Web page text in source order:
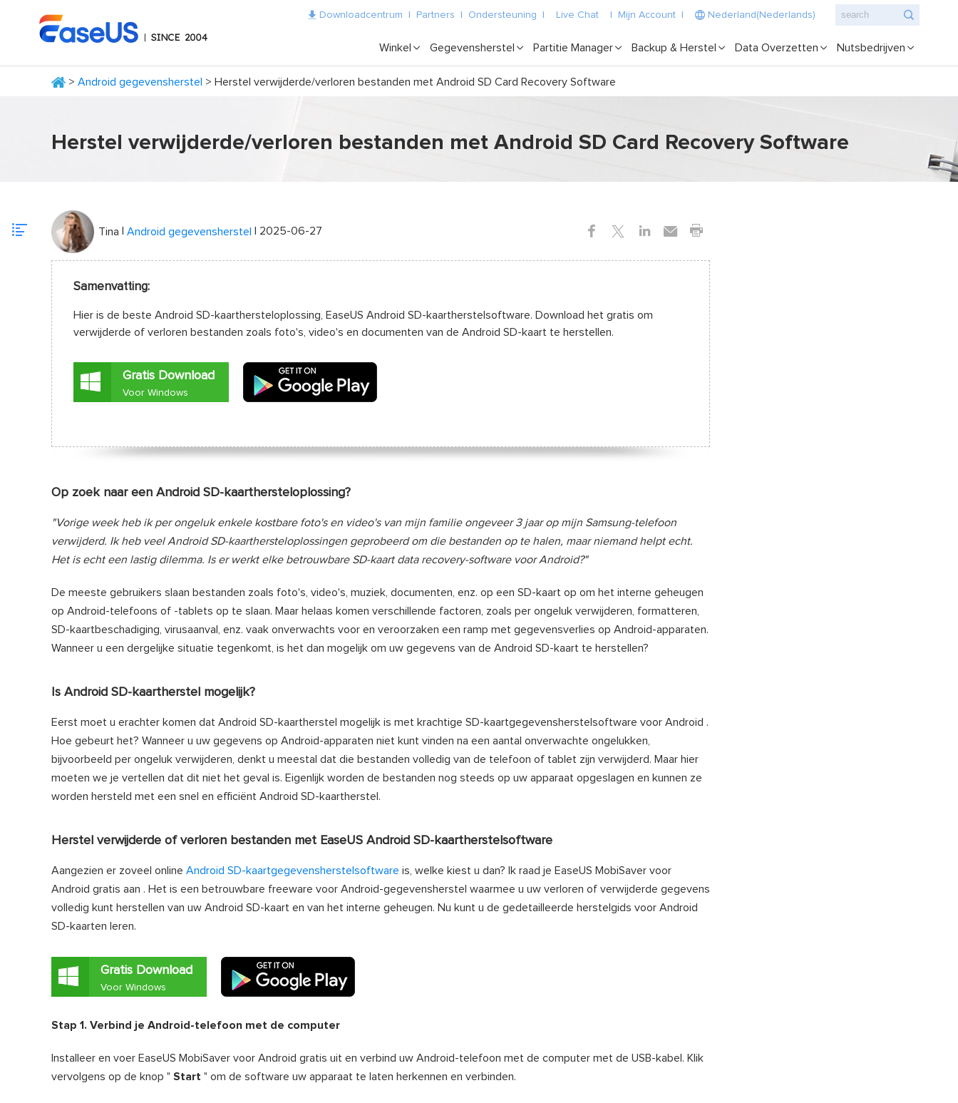
Downloadcentrum Partners Ondersteuning Live Chat Mijn Account Nederland(Nederlands)
Winkel Gegevensherstel Partitie Manager Backup & Herstel Data Overzetten Nutsbedrijven
> Android gegevensherstel > Herstel verwijderde/verloren bestanden met Android SD Card Recovery Software
Herstel verwijderde/verloren bestanden met Android SD Card Recovery Software
Tina Android gegevensherstel | 2025-06-27
Samenvatting:
Hier is de beste Android SD-kaarthersteloplossing, EaseUS Android SD-kaartherstelsoftware. Download het gratis om
verwijderde of verloren bestanden zoals foto's, video's en documenten van de Android SD-kaart te herstellen.
Gratis Download
Voor Windows
Op zoek naar een Android SD-kaarthersteloplossing?
"Vorige week heb ik per ongeluk enkele kostbare foto's en video's van mijn familie ongeveer 3 jaar op mijn Samsung-telefoon
verwijderd. Ik heb veel Android SD-kaarthersteloplossingen geprobeerd om die bestanden op te halen, maar niemand helpt echt.
Het is echt een lastig dilemma. Is er werkt elke betrouwbare SD-kaart data recovery-software voor Android?"
De meeste gebruikers slaan bestanden zoals foto's, video's, muziek, documenten, enz. op een SD-kaart op om het interne geheugen
op Android-telefoons of -tablets op te slaan. Maar helaas komen verschillende factoren, zoals per ongeluk verwijderen, formatteren,
SD-kaartbeschadiging, virusaanval, enz. vaak onverwachts voor en veroorzaken een ramp met gegevensverlies op Android-apparaten.
Wanneer u een dergelijke situatie tegenkomt, is het dan mogelijk om uw gegevens van de Android SD-kaart te herstellen?
Is Android SD-kaartherstel mogelijk?
Eerst moet u erachter komen dat Android SD-kaartherstel mogelijk is met krachtige SD-kaartgegevensherstelsoftware voor Android .
Hoe gebeurt het? Wanneer u uw gegevens op Android-apparaten niet kunt vinden na een aantal onverwachte ongelukken,
bijvoorbeeld per ongeluk verwijderen, denkt u meestal dat die bestanden volledig van de telefoon of tablet zijn verwijderd. Maar hier
moeten we je vertellen dat dit niet het geval is. Eigenlijk worden de bestanden nog steeds op uw apparaat opgeslagen en kunnen ze
worden hersteld met een snel en efficiënt Android SD-kaartherstel.
Herstel verwijderde of verloren bestanden met EaseUS Android SD-kaartherstelsoftware
Aangezien er zoveel online Android SD-kaartgegevensherstelsoftware is, welke kiest u dan? Ik raad je EaseUS MobiSaver voor
Android gratis aan . Het is een betrouwbare freeware voor Android-gegevensherstel waarmee u uw verloren of verwijderde gegevens
volledig kunt herstellen van uw Android SD-kaart en van het interne geheugen. Nu kunt u de gedetailleerde herstelgids voor Android
SD-kaarten leren.
Gratis Download
Voor Windows
Stap 1. Verbind je Android-telefoon met de computer
Installeer en voer EaseUS MobiSaver voor Android gratis uit en verbind uw Android-telefoon met de computer met de USB-kabel. Klik
vervolgens op de knop " Start " om de software uw apparaat te laten herkennen en verbinden.